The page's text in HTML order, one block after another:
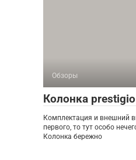
Обзоры
Колонка
Комплектация и внешний
первого, то тут особо
Колонка бережно